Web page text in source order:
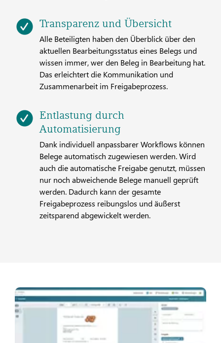
Transparenz und Übersicht
Alle Beteiligten haben den Überblick über den
aktuellen Bearbeitungsstatus eines Belegs und
wissen immer, wer den Beleg in Bearbeitung hat.
Das erleichtert die Kommunikation und
Zusammenarbeit im Freigabeprozess.
Entlastung durch
Automatisierung
Dank individuell anpassbarer Workflows können
Belege automatisch zugewiesen werden. Wird
auch die automatische Freigabe genutzt, müssen
nur noch abweichende Belege manuell geprüft
werden. Dadurch kann der gesamte
Freigabeprozess reibungslos und äußerst
zeitsparend abgewickelt werden.